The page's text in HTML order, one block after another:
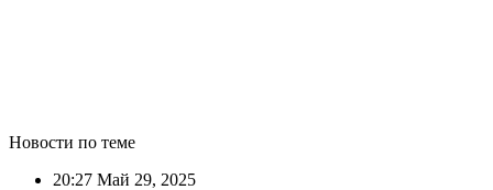
Новости по теме
20:27 Май 29, 2025